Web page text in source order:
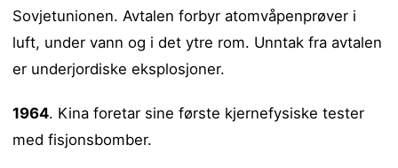
Sovjetunionen. Avtalen forbyr atomvåpenprøver i
luft, under vann og i det ytre rom. Unntak fra avtalen
er underjordiske eksplosjoner.
1964. Kina foretar sine første kjernefysiske tester
med fisjonsbomber.